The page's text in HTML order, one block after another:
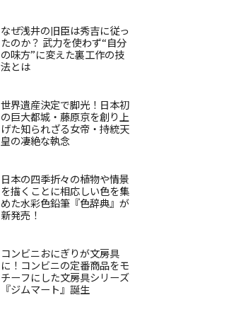
なぜ浅井の旧臣は秀吉に従っ
たのか？ 武力を使わず“自分
の味方”に変えた裏工作の技
法とは
世界遺産決定で脚光！日本初
の巨大都城・藤原京を創り上
げた知られざる女帝・持統天
皇の凄絶な執念
日本の四季折々の植物や情景
を描くことに相応しい色を集
めた水彩色鉛筆『色辞典』が
新発売！
コンビニおにぎりが文房具
に！コンビニの定番商品をモ
チーフにした文房具シリーズ
『ジムマート』誕生